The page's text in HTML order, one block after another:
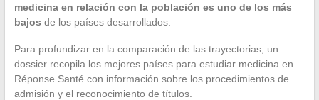
medicina en relación con la población es uno de los más
bajos de los países desarrollados.
Para profundizar en la comparación de las trayectorias, un
dossier recopila los mejores países para estudiar medicina en
Réponse Santé con información sobre los procedimientos de
admisión y el reconocimiento de títulos.